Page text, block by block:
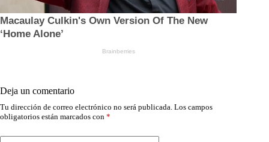
Deja un comentario
Tu dirección de correo electrónico no será publicada. Los campos
obligatorios están marcados con *